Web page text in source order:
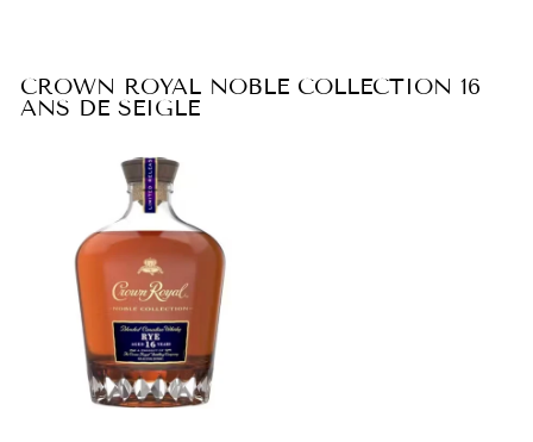
CROWN ROYAL NOBLE COLLECTION 16
ANS DE SEIGLE